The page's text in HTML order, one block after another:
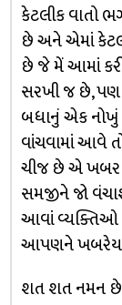
કેટલીક વાતો
છે અને એમાં
છે જે મેં આમાં
સરખી જ છે, પણ
બધાનું એક નોખું
વાંચવામાં આવે
ચીજ છે એ ખબર
સમજીને જો
આવાં વ્યક્તિઓ
આપણને ખબરેય
શત શત નમન છે